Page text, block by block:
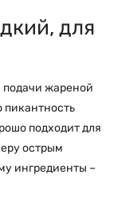
для
подачи жареной
пикантность
подходит для
острым
ингредиенты –